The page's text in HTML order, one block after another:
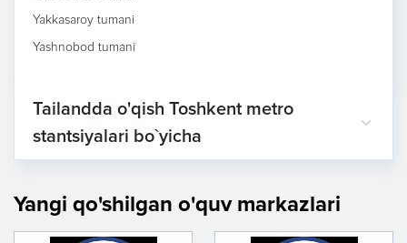
Yakkasaroy tumani
Yashnobod tumani
Tailandda o'qish Toshkent metro
stantsiyalari bo`yicha
Yangi qo'shilgan o'quv markazlari